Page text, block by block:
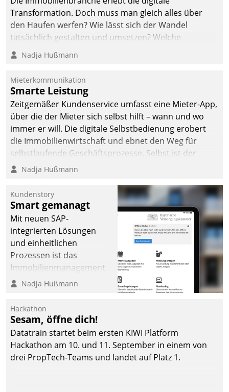
Transformation. Doch muss man gleich alles über
den Haufen werfen? Wie lässt sich der Wandel
tatsächlich gestalten und umsetzen? Welche
Argumente zählen wirklich?
Nadja Hußmann
Mieterkommunikation
Smarte Leistung
Zeitgemäßer Kundenservice umfasst eine Mieter-App,
über die der Mieter sich selbst hilft – wann und wo
immer er will. Die digitale Selbstbedienung erobert
die Immobilienwirtschaft und ebnet den Weg für
selbstlaufende Geschäftsprozesse. Selbst ist der
Kunde und smart der Serviceanbieter.
Nadja Hußmann
Kundenstory
Smart gemanagt
Mit neuen SAP-
integrierten Lösungen
und einheitlichen
Prozessen ist das
Immobilienmanagement
der Bayerischen
Ressort Kapitalanlage für
künftige Aufgaben und
Herausforderungen
gerüstet.
Nadja Hußmann
Hackathon
Sesam, öffne dich!
Datatrain startet beim ersten KIWI Platform
Hackathon am 10. und 11. September in einem von
drei PropTech-Teams und landet auf Platz 1.